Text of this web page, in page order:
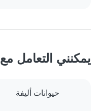
يمكنني التعامل مع
حيوانات أليفة